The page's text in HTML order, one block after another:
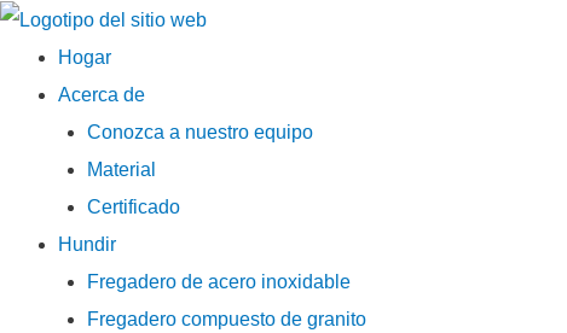
Menú
principal
Hogar
Acerca de
Conozca a nuestro equipo
Material
Certificado
Hundir
Fregadero de acero inoxidable
Fregadero compuesto de granito